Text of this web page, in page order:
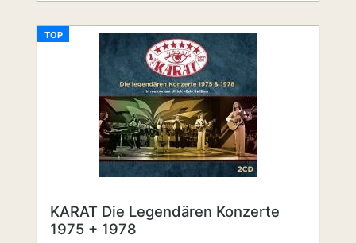
TOP
KARAT Die Legendären Konzerte
1975 + 1978